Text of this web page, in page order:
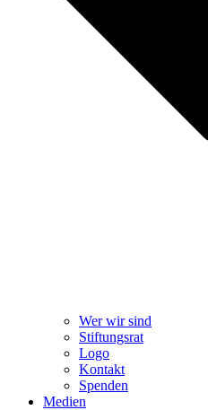
Wer wir sind
Stiftungsrat
Logo
Kontakt
Spenden
Medien